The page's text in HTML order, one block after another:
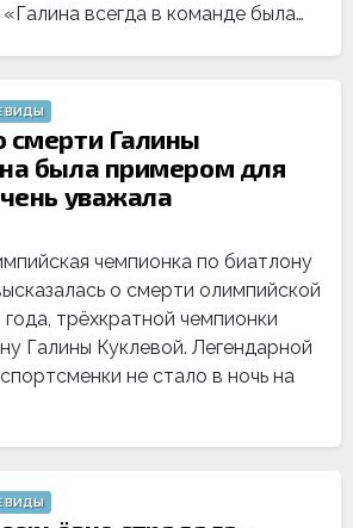
всегда в команде была…
ВИДЫ
смерти Галины
была примером для
уважала
чемпионка по биатлону
о смерти олимпийской
трёхкратной чемпионки
Галины Куклевой. Легендарной
не стало в ночь на
ВИДЫ